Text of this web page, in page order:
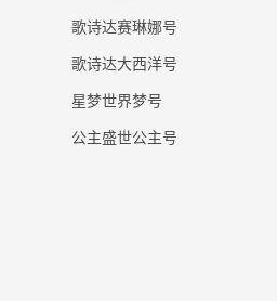
歌诗达赛琳娜号
歌诗达大西洋号
星梦世界梦号
公主盛世公主号